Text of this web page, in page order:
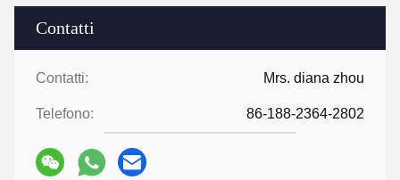
Contatti
Contatti: Mrs. diana zhou
Telefono: 86-188-2364-2802